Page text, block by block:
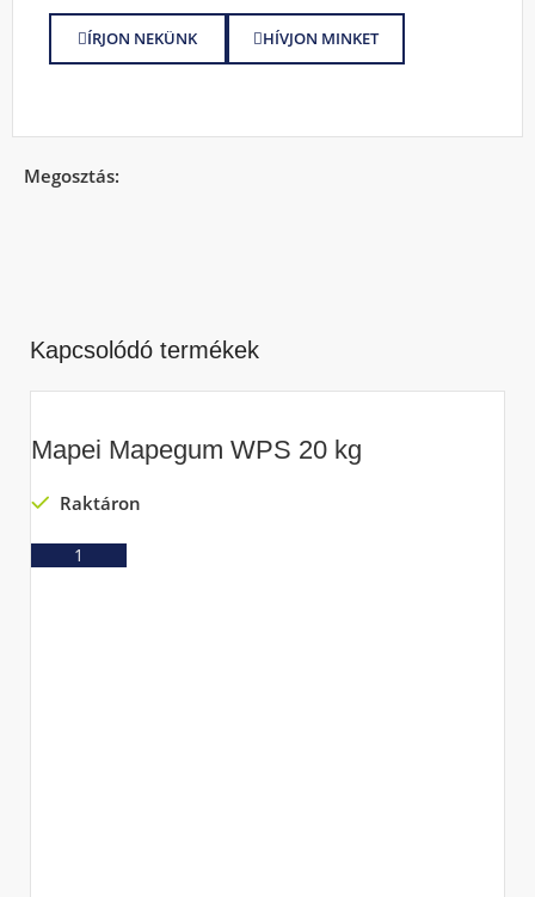
ÍRJON NEKÜNK HÍVJON MINKET
Megosztás:
Kapcsolódó termékek
Mapei Mapegum WPS 20 kg
Raktáron